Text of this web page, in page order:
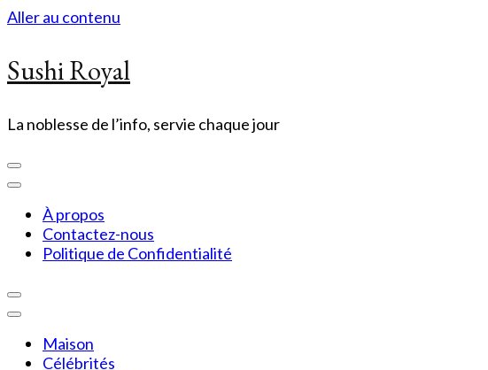
Aller au contenu
Sushi Royal
La noblesse de l’info, servie chaque jour
À propos
Contactez-nous
Politique de Confidentialité
Maison
Célébrités